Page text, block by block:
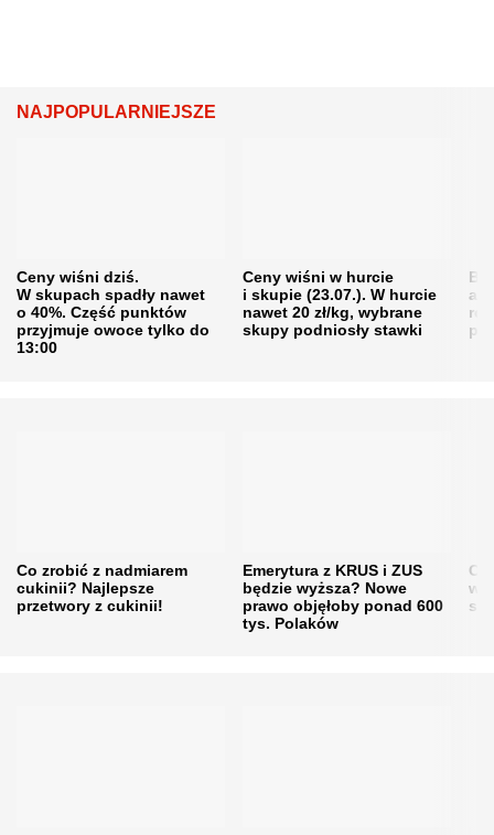
NAJPOPULARNIEJSZE
Ceny wiśni dziś.
W skupach spadły nawet
o 40%. Część punktów
przyjmuje owoce tylko do
13:00
Ceny wiśni w hurcie
i skupie (23.07.). W hurcie
nawet 20 zł/kg, wybrane
skupy podniosły stawki
Co zrobić z nadmiarem
cukinii? Najlepsze
przetwory z cukinii!
Emerytura z KRUS i ZUS
będzie wyższa? Nowe
prawo objęłoby ponad 600
tys. Polaków
w